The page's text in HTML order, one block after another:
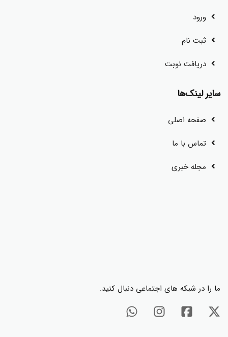
ورود
ثبت نام
دریافت نوبت
سایر لینک‌ها
صفحه اصلی
تماس با ما
مجله خبری
ما را در شبکه های اجتماعی دنبال کنید.